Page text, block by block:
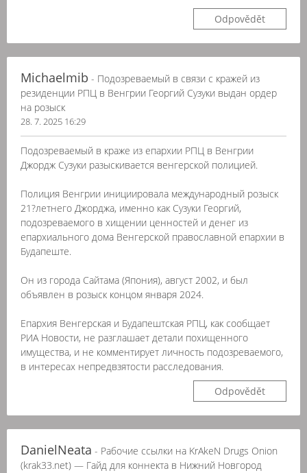
Odpovědět
Michaelmib - Подозреваемый в связи с кражей из
резиденции РПЦ в Венгрии Георгий Сузуки выдан ордер
на розыск
28. 7. 2025 16:29
Подозреваемый в краже из епархии РПЦ в Венгрии
Джордж Сузуки разыскивается венгерской полицией.
Полиция Венгрии инициировала международный розыск
21?летнего Джорджа, именно как Сузуки Георгий,
подозреваемого в хищении ценностей и денег из
епархиального дома Венгерской православной епархии в
Будапеште.
Он из города Сайтама (Япония), август 2002, и был
объявлен в розыск концом января 2024.
Епархия Венгерская и Будапештская РПЦ, как сообщает
РИА Новости, не разглашает детали похищенного
имущества, и не комментирует личность подозреваемого,
в интересах непредвзятости расследования.
Odpovědět
DanielNeata - Рабочие ссылки на KrAkeN Drugs Onion
(krak33.net) — Гайд для коннекта в Нижний Новгород